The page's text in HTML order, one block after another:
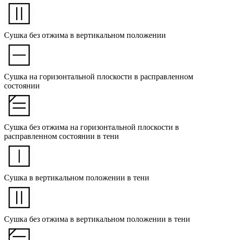
Сушка без отжима в вертикальном положении
Сушка на горизонтальной плоскости в расправленном
состоянии
Сушка без отжима на горизонтальной плоскости в
расправленном состоянии в тени
Сушка в вертикальном положении в тени
Сушка без отжима в вертикальном положении в тени